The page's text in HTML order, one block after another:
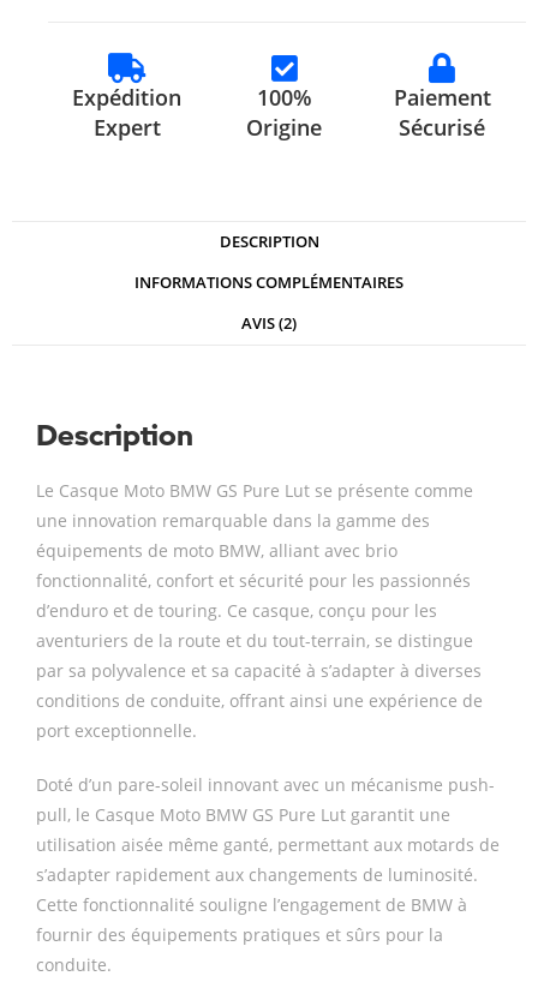
Expédition
Expert
100%
Origine
Paiement
Sécurisé
DESCRIPTION
INFORMATIONS COMPLÉMENTAIRES
AVIS (2)
Description
Le Casque Moto BMW GS Pure Lut se présente comme
une innovation remarquable dans la gamme des
équipements de moto BMW, alliant avec brio
fonctionnalité, confort et sécurité pour les passionnés
d’enduro et de touring. Ce casque, conçu pour les
aventuriers de la route et du tout-terrain, se distingue
par sa polyvalence et sa capacité à s’adapter à diverses
conditions de conduite, offrant ainsi une expérience de
port exceptionnelle.
Doté d’un pare-soleil innovant avec un mécanisme push-
pull, le Casque Moto BMW GS Pure Lut garantit une
utilisation aisée même ganté, permettant aux motards de
s’adapter rapidement aux changements de luminosité.
Cette fonctionnalité souligne l’engagement de BMW à
fournir des équipements pratiques et sûrs pour la
conduite.